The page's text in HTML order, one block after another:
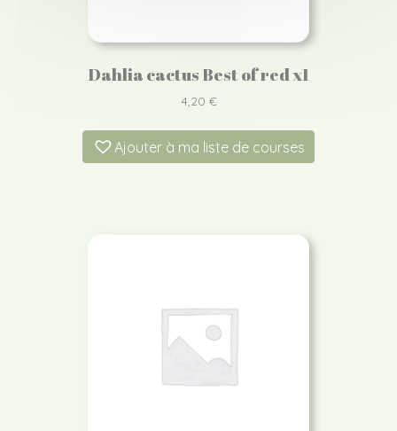
Dahlia cactus Best of red x1
4,20 €
Ajouter à ma liste de courses